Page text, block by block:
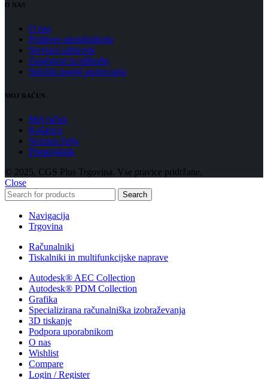
O NAS
O nas
Podpora uporabnikom
Servisni zahtevek
Zasebnost in piškotki
Splošni pogoji poslovanja
MOJ RAČUN
Moj račun
Košarica
Seznam želja
Primerjalnik
© 2025, CGS Plus Trgovina. Vse pravice pridržane.
Close
Search
Navigacija
Trgovina
Računalniki
Tiskalniki in multifunkcijske naprave
Autodesk® AEC Collection
Autodesk® PDM Collection
Grafika
Specializirana računalniška izobraževanja
3D tiskanje
Podpora uporabnikom
O nas
Wishlist
Compare
Login / Register